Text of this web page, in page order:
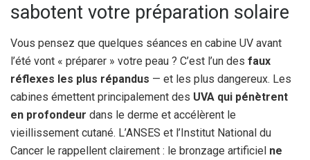
sabotent votre préparation solaire
Vous pensez que quelques séances en cabine UV avant
l’été vont « préparer » votre peau ? C’est l’un des faux
réflexes les plus répandus — et les plus dangereux. Les
cabines émettent principalement des UVA qui pénètrent
en profondeur dans le derme et accélèrent le
vieillissement cutané. L’ANSES et l’Institut National du
Cancer le rappellent clairement : le bronzage artificiel ne